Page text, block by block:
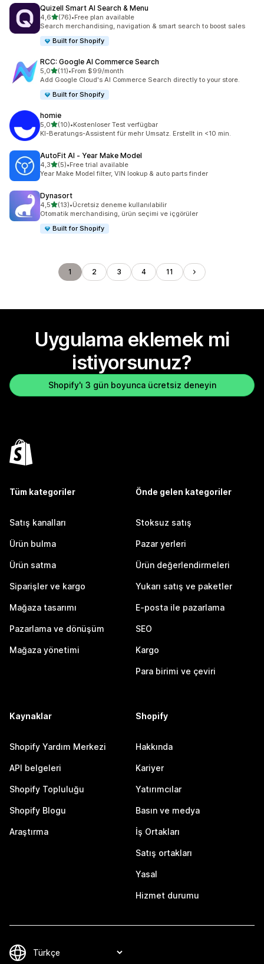
Quizell Smart AI Search & Menu
4,65 yıldız üzerinden
(76)
toplam 76 değerlendirme
•Free plan available
Search merchandising, navigation & smart search to boost sales
Built for Shopify
RCC: Google AI Commerce Search
5,05 yıldız üzerinden
(11)
toplam 11 değerlendirme
•From $99/month
Add Google Cloud's AI Commerce Search directly to your store.
Built for Shopify
homie
5,05 yıldız üzerinden
(10)
toplam 10 değerlendirme
•Kostenloser Test verfügbar
KI-Beratungs-Assistent für mehr Umsatz. Erstellt in <10 min.
AutoFit AI ‑ Year Make Model
4,35 yıldız üzerinden
(5)
toplam 5 değerlendirme
•Free trial available
Year Make Model filter, VIN lookup & auto parts finder
Dynasort
4,55 yıldız üzerinden
(13)
toplam 13 değerlendirme
•Ücretsiz deneme kullanılabilir
Otomatik merchandising, ürün seçimi ve içgörüler
Built for Shopify
1 2 3 4 11
Uygulama eklemek mi
istiyorsunuz?
Shopify'ı 3 gün boyunca ücretsiz deneyin
Tüm kategoriler
Satış kanalları
Ürün bulma
Ürün satma
Siparişler ve kargo
Mağaza tasarımı
Pazarlama ve dönüşüm
Mağaza yönetimi
Önde gelen kategoriler
Stoksuz satış
Pazar yerleri
Ürün değerlendirmeleri
Yukarı satış ve paketler
E-posta ile pazarlama
SEO
Kargo
Para birimi ve çeviri
Kaynaklar
Shopify Yardım Merkezi
API belgeleri
Shopify Topluluğu
Shopify Blogu
Araştırma
Shopify
Hakkında
Kariyer
Yatırımcılar
Basın ve medya
İş Ortakları
Satış ortakları
Yasal
Hizmet durumu